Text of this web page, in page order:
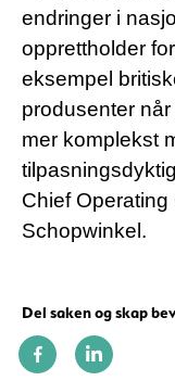
endringer i
opprettholder
eksempel
produsenter
mer komplekst
Chief Operating
Schopwinkel.
Del saken og skap